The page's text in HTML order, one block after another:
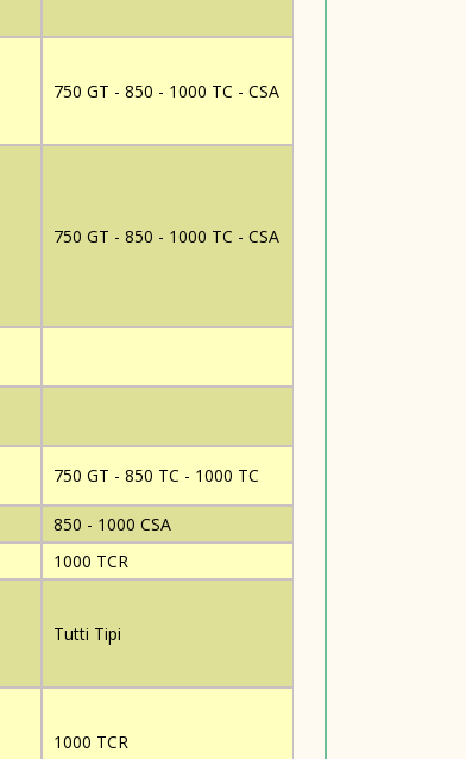
750 GT - 850 - 1000 TC - CSA
750 GT - 850 - 1000 TC - CSA
750 GT - 850 TC - 1000 TC
850 - 1000 CSA
1000 TCR
Tutti Tipi
1000 TCR